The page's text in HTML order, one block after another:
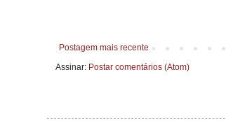
Postagem mais recente
Assinar: Postar comentários (Atom)